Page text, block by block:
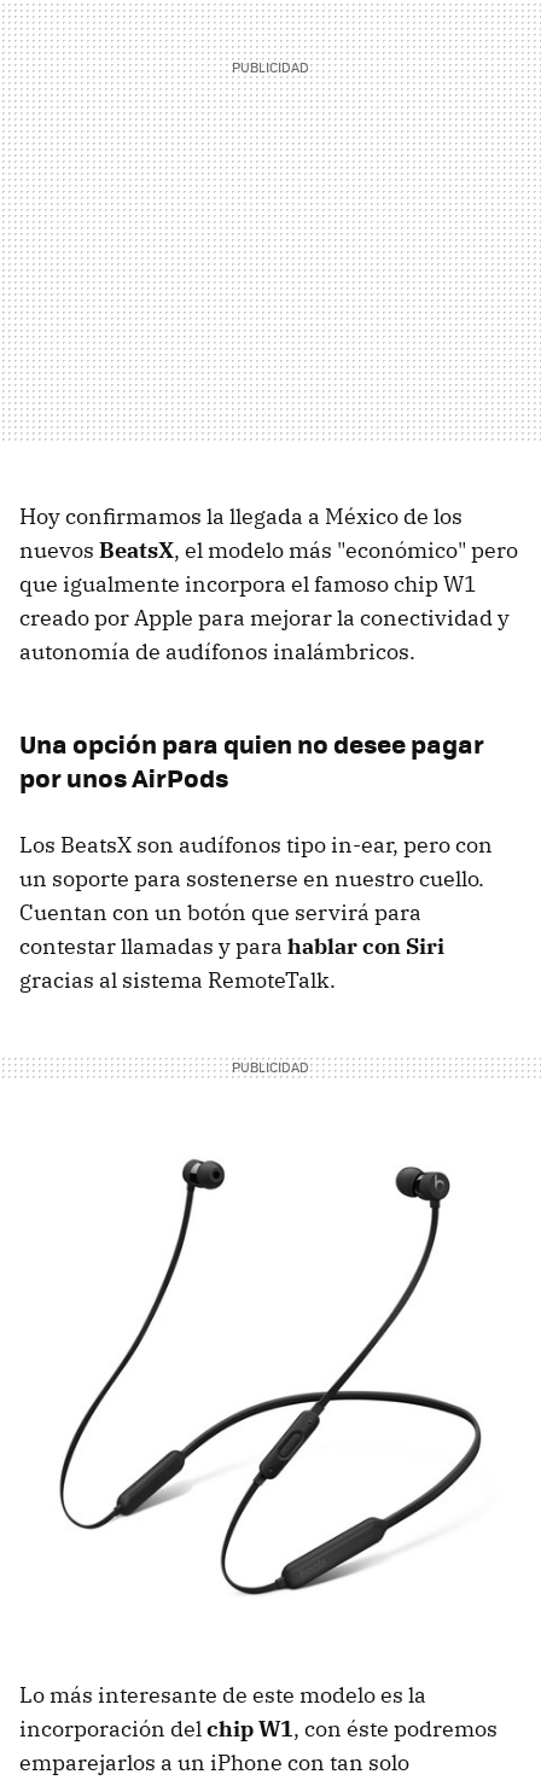
Hoy confirmamos la llegada a México de los
nuevos BeatsX, el modelo más "económico" pero
que igualmente incorpora el famoso chip W1
creado por Apple para mejorar la conectividad y
autonomía de audífonos inalámbricos.
Una opción para quien no desee pagar
por unos AirPods
Los BeatsX son audífonos tipo in-ear, pero con
un soporte para sostenerse en nuestro cuello.
Cuentan con un botón que servirá para
contestar llamadas y para hablar con Siri
gracias al sistema RemoteTalk.
Lo más interesante de este modelo es la
incorporación delchip W1, con éste podremos
emparejarlos a un iPhone con tan solo